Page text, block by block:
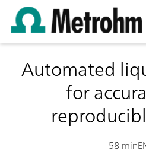
Automated
for
58 min